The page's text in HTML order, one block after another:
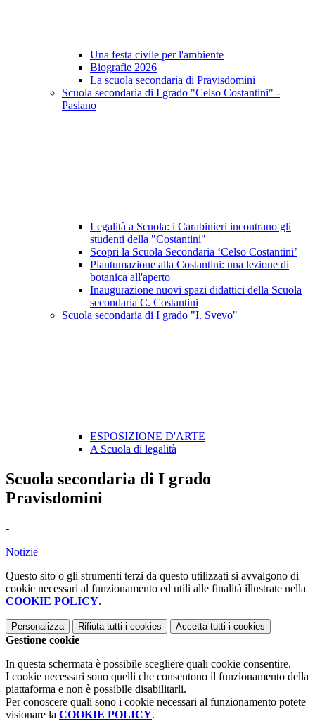
Una festa civile per l'ambiente
Biografie 2026
La scuola secondaria di Pravisdomini
Scuola secondaria di I grado "Celso Costantini" -
Pasiano
Legalità a Scuola: i Carabinieri incontrano gli
studenti della "Costantini"
Scopri la Scuola Secondaria ‘Celso Costantini’
Piantumazione alla Costantini: una lezione di
botanica all'aperto
Inaugurazione nuovi spazi didattici della Scuola
secondaria C. Costantini
Scuola secondaria di I grado "I. Svevo"
ESPOSIZIONE D'ARTE
A Scuola di legalità
Scuola secondaria di I grado
Pravisdomini
-
Notizie
Questo sito o gli strumenti terzi da questo utilizzati si avvalgono di
cookie necessari al funzionamento ed utili alle finalità illustrate nella
COOKIE POLICY.
Personalizza Rifiuta tutti i cookies Accetta tutti i cookies
Gestione cookie
In questa schermata è possibile scegliere quali cookie consentire.
I cookie necessari sono quelli che consentono il funzionamento della
piattaforma e non è possibile disabilitarli.
Per conoscere quali sono i cookie necessari al funzionamento potete
visionare la COOKIE POLICY.